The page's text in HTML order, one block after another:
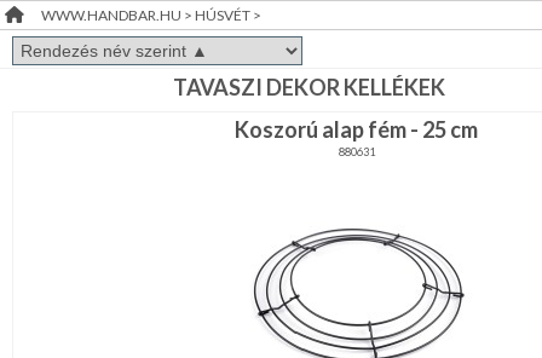
RENDEZVÉNY
DEKORÁCIÓ
ÉRDEKLŐDÉS,ÁRAJÁNLAT
FÜRDŐSZOBA
WWW.HANDBAR.HU > HÚSVÉT >
TAVASZI DEKOR KELLÉKEK
Koszorú alap fém - 25 cm
880631